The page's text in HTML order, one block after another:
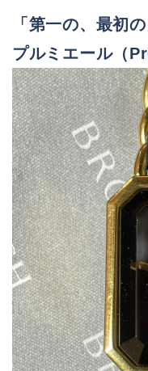
「第一の、最初
プルミエール（